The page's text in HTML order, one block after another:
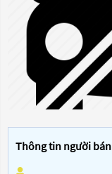
Thông tin người bán